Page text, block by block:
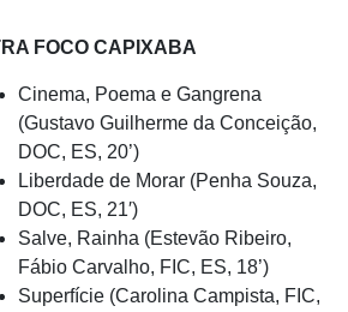
FOCO CAPIXABA
Cinema, Poema e Gangrena
(Gustavo Guilherme da Conceição,
DOC, ES, 20’)
Liberdade de Morar (Penha Souza,
DOC, ES, 21′)
Salve, Rainha (Estevão Ribeiro,
Fábio Carvalho, FIC, ES, 18’)
Superfície (Carolina Campista, FIC,